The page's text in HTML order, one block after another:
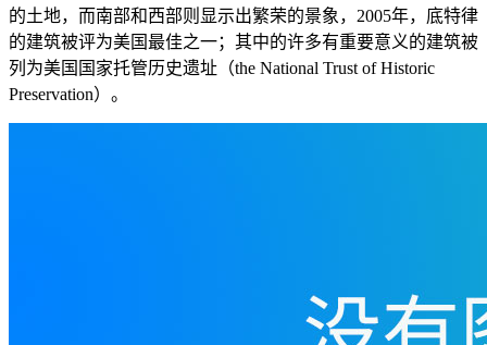
的土地，而南部和西部则显示出繁荣的景象，2005年，底特律
的建筑被评为美国最佳之一；其中的许多有重要意义的建筑被
列为美国国家托管历史遗址（the National Trust of Historic
Preservation）。